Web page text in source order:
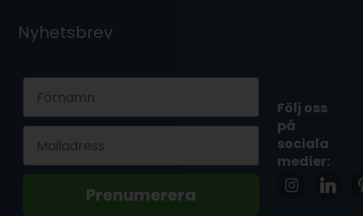
Nyhetsbrev
Prenumerera
Följ oss
på
sociala
medier: